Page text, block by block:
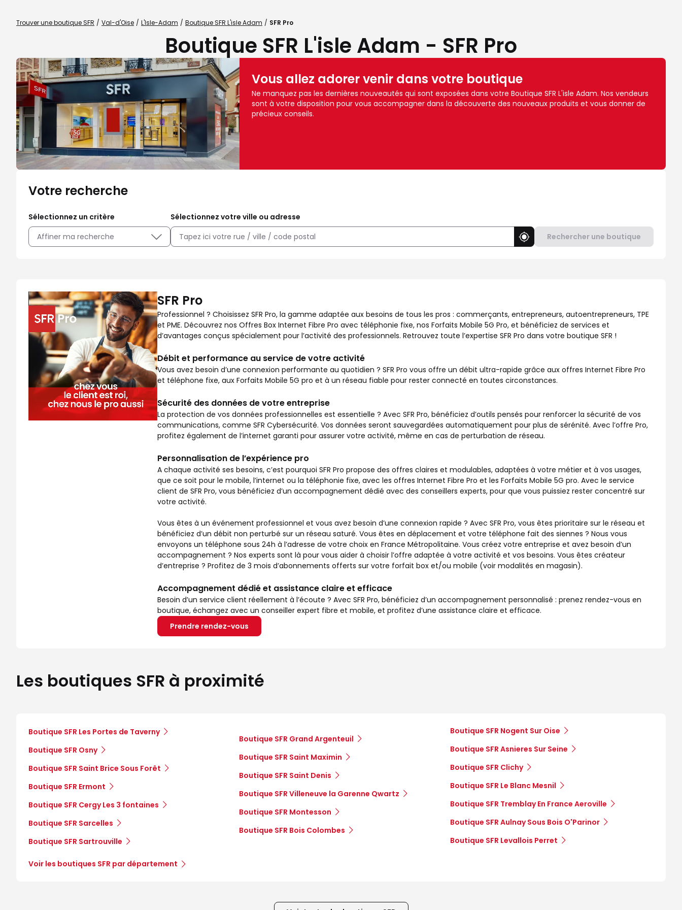
Trouver une boutique SFR Val-d'Oise L'Isle-Adam Boutique SFR L'isle Adam SFR Pro
Boutique SFR L'isle Adam - SFR Pro
Vous allez adorer venir dans votre boutique
Ne manquez pas les dernières nouveautés qui sont exposées dans votre Boutique SFR L'isle Adam. Nos vendeurs
sont à votre disposition pour vous accompagner dans la découverte des nouveaux produits et vous donner de
précieux conseils.
Votre recherche
Sélectionnez un critère
Affiner ma recherche
Sélectionnez votre ville ou adresse
Utiliser ma position
Rechercher une boutique
SFR Pro
Professionnel ? Choisissez SFR Pro, la gamme adaptée aux besoins de tous les pros : commerçants, entrepreneurs, autoentrepreneurs, TPE
et PME. Découvrez nos Offres Box Internet Fibre Pro avec téléphonie fixe, nos Forfaits Mobile 5G Pro, et bénéficiez de services et
d’avantages conçus spécialement pour l’activité des professionnels. Retrouvez toute l’expertise SFR Pro dans votre boutique SFR !
Débit et performance au service de votre activité
Vous avez besoin d’une connexion performante au quotidien ? SFR Pro vous offre un débit ultra-rapide grâce aux offres Internet Fibre Pro
et téléphone fixe, aux Forfaits Mobile 5G pro et à un réseau fiable pour rester connecté en toutes circonstances.
Sécurité des données de votre entreprise
La protection de vos données professionnelles est essentielle ? Avec SFR Pro, bénéficiez d’outils pensés pour renforcer la sécurité de vos
communications, comme SFR Cybersécurité. Vos données seront sauvegardées automatiquement pour plus de sérénité. Avec l’offre Pro,
profitez également de l’internet garanti pour assurer votre activité, même en cas de perturbation de réseau.
Personnalisation de l’expérience pro
A chaque activité ses besoins, c’est pourquoi SFR Pro propose des offres claires et modulables, adaptées à votre métier et à vos usages,
que ce soit pour le mobile, l’internet ou la téléphonie fixe, avec les offres Internet Fibre Pro et les Forfaits Mobile 5G pro. Avec le service
client de SFR Pro, vous bénéficiez d’un accompagnement dédié avec des conseillers experts, pour que vous puissiez rester concentré sur
votre activité.
Vous êtes à un événement professionnel et vous avez besoin d’une connexion rapide ? Avec SFR Pro, vous êtes prioritaire sur le réseau et
bénéficiez d’un débit non perturbé sur un réseau saturé. Vous êtes en déplacement et votre téléphone fait des siennes ? Nous vous
envoyons un téléphone sous 24h à l’adresse de votre choix en France Métropolitaine. Vous créez votre entreprise et avez besoin d’un
accompagnement ? Nos experts sont là pour vous aider à choisir l’offre adaptée à votre activité et vos besoins. Vous êtes créateur
d’entreprise ? Profitez de 3 mois d’abonnements offerts sur votre forfait box et/ou mobile (voir modalités en magasin).
Accompagnement dédié et assistance claire et efficace
Besoin d’un service client réellement à l’écoute ? Avec SFR Pro, bénéficiez d’un accompagnement personnalisé : prenez rendez-vous en
boutique, échangez avec un conseiller expert fibre et mobile, et profitez d’une assistance claire et efficace.
Prendre rendez-vous
Professionnel ? Choisissez SFR Pro, la gamme adaptée aux besoins de tous les pros : commerçants, entrepreneurs, autoentrepreneurs, TPE et PME. Découvrez nos Offres Box
Les boutiques SFR à proximité
Boutique SFR Les Portes de Taverny
Boutique SFR Osny
Boutique SFR Saint Brice Sous Forêt
Boutique SFR Ermont
Boutique SFR Cergy Les 3 fontaines
Boutique SFR Sarcelles
Boutique SFR Sartrouville
Boutique SFR Grand Argenteuil
Boutique SFR Saint Maximin
Boutique SFR Saint Denis
Boutique SFR Villeneuve la Garenne Qwartz
Boutique SFR Montesson
Boutique SFR Bois Colombes
Boutique SFR Nogent Sur Oise
Boutique SFR Asnieres Sur Seine
Boutique SFR Clichy
Boutique SFR Le Blanc Mesnil
Boutique SFR Tremblay En France Aeroville
Boutique SFR Aulnay Sous Bois O'Parinor
Boutique SFR Levallois Perret
Voir les boutiques SFR par département